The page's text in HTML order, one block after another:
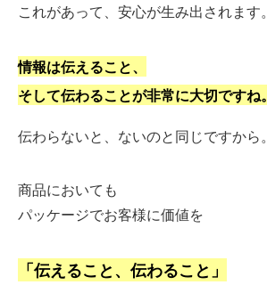
これがあって、安心が生み出されます。
情報は伝えること、
そして伝わることが非常に大切ですね。
伝わらないと、ないのと同じですから。
商品においても
パッケージでお客様に価値を
「伝えること、伝わること」